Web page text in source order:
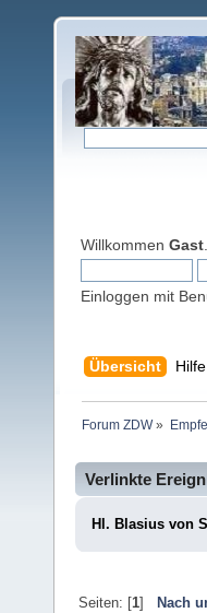
Willkommen Gast
Einloggen mit
Übersicht Hilfe
Forum ZDW»
Verlinkte
Hl. Blasius von
Seiten: [1] Nach